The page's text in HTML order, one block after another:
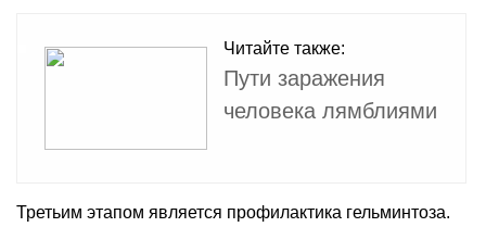
Читайте также:
Пути заражения
человека лямблиями
Третьим этапом является профилактика гельминтоза.